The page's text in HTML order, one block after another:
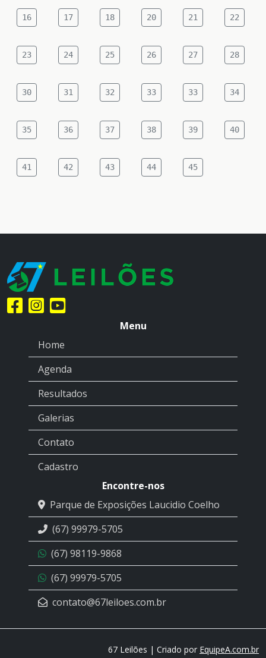
16 17 18 20 21 22
23 24 25 26 27 28
30 31 32 33 33 34
35 36 37 38 39 40
41 42 43 44 45
Menu
Home
Agenda
Resultados
Galerias
Contato
Cadastro
Encontre-nos
Parque de Exposições Laucidio Coelho
(67) 99979-5705
(67) 98119-9868
(67) 99979-5705
contato@67leiloes.com.br
67 Leilões | Criado por EquipeA.com.br